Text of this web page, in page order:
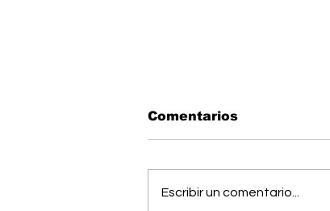
Comentarios
Escribir un comentario...